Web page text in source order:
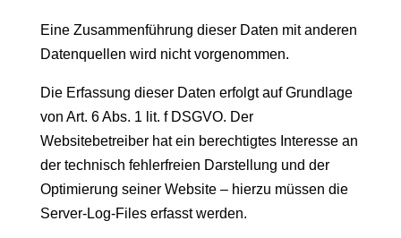
Eine Zusammenführung dieser Daten mit anderen
Datenquellen wird nicht vorgenommen.
Die Erfassung dieser Daten erfolgt auf Grundlage
von Art. 6 Abs. 1 lit. f DSGVO. Der
Websitebetreiber hat ein berechtigtes Interesse an
der technisch fehlerfreien Darstellung und der
Optimierung seiner Website – hierzu müssen die
Server-Log-Files erfasst werden.